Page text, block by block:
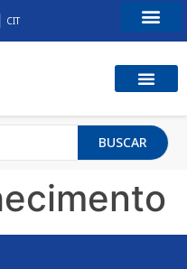
CIT
BUSCAR